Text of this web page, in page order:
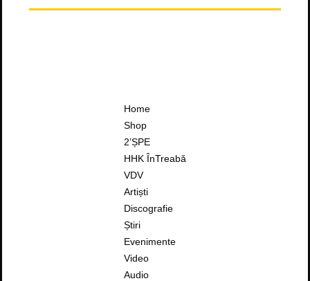
Home
Shop
2’ȘPE
HHK ÎnTreabă
VDV
Artiști
Discografie
Știri
Evenimente
Video
Audio